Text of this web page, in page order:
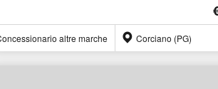
altre marche Corciano (PG)